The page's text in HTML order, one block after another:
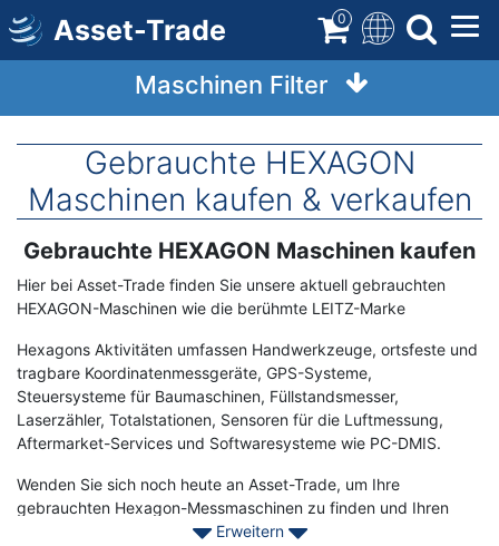
Direkt
zum
Inhalt
Asset-Trade 0
Maschinen Filter
Gebrauchte HEXAGON
Maschinen kaufen & verkaufen
Term
Gebrauchte HEXAGON Maschinen kaufen
Hier bei Asset-Trade finden Sie unsere aktuell gebrauchten
HEXAGON-Maschinen wie die berühmte LEITZ-Marke
Hexagons Aktivitäten umfassen Handwerkzeuge, ortsfeste und
tragbare Koordinatenmessgeräte, GPS-Systeme,
Steuersysteme für Baumaschinen, Füllstandsmesser,
Laserzähler, Totalstationen, Sensoren für die Luftmessung,
Aftermarket-Services und Softwaresysteme wie PC-DMIS.
Wenden Sie sich noch heute an Asset-Trade, um Ihre
gebrauchten Hexagon-Messmaschinen zu finden und Ihren
Umsatz mit besser bearbeiteten Teilen zu steigern.
Erweitern